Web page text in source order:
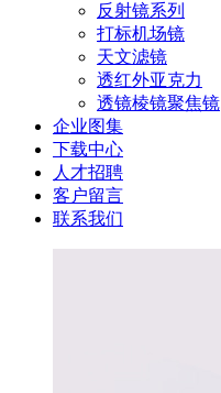
反射镜系列
打标机场镜
天文滤镜
透红外亚克力
透镜棱镜聚焦镜
企业图集
下载中心
人才招聘
客户留言
联系我们